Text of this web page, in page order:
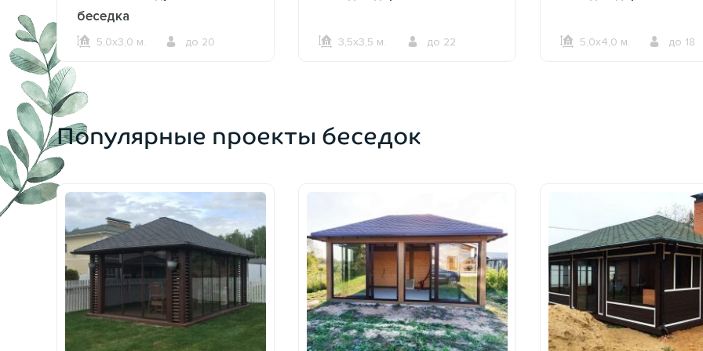
беседка
5,0х3,0 м. до 20 3,5х3,5 м. до 22 5,0х4,0 м. до 18
Популярные проекты беседок